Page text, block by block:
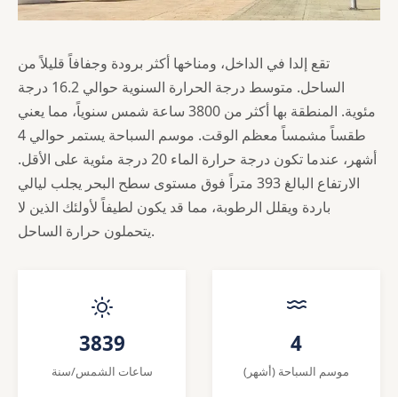
تقع إلدا في الداخل، ومناخها أكثر برودة وجفافاً قليلاً من
الساحل. متوسط درجة الحرارة السنوية حوالي 16.2 درجة
مئوية. المنطقة بها أكثر من 3800 ساعة شمس سنوياً، مما يعني
طقساً مشمساً معظم الوقت. موسم السباحة يستمر حوالي 4
أشهر، عندما تكون درجة حرارة الماء 20 درجة مئوية على الأقل.
الارتفاع البالغ 393 متراً فوق مستوى سطح البحر يجلب ليالي
باردة ويقلل الرطوبة، مما قد يكون لطيفاً لأولئك الذين لا
يتحملون حرارة الساحل.
3839
ساعات الشمس/سنة
4
موسم السباحة (أشهر)